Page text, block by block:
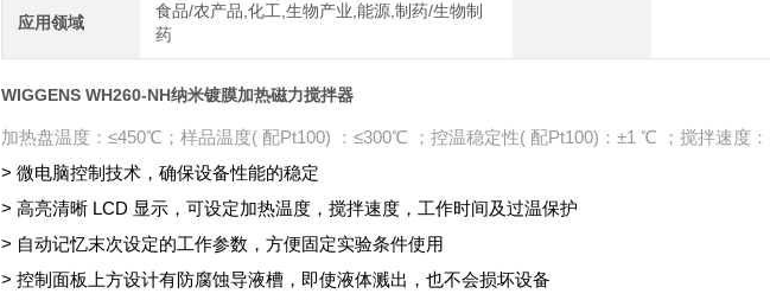
应用领域
食品/农产品,化工,生物产业,能源,制药/生物制
药
WIGGENS WH260-NH纳米镀膜加热磁力搅拌器
加热盘温度：≤450℃；样品温度( 配Pt100) ：≤300℃ ；控温稳定性( 配Pt100)：±1 ℃ ；搅拌速度：
> 微电脑控制技术，确保设备性能的稳定
> 高亮清晰 LCD 显示，可设定加热温度，搅拌速度，工作时间及过温保护
> 自动记忆末次设定的工作参数，方便固定实验条件使用
> 控制面板上方设计有防腐蚀导液槽，即使液体溅出，也不会损坏设备